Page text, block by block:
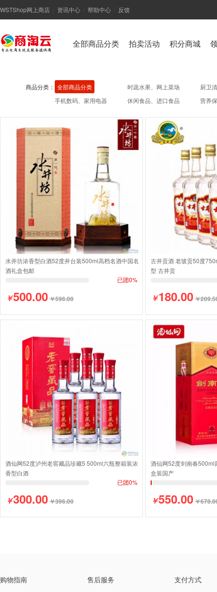
WSTShop网上商店 资讯中心 帮助中心 反馈
全部商品分类 拍卖活动 积分商城
商品分类： 全部商品分类 时蔬水果、网上菜场
厨卫
手机数码、家用电器
休闲食品、进口食品 营养
水井坊浓香型白酒52度井台装500ml高档名酒中国名
酒礼盒包邮
已团0%
￥500.00￥596.00
古井贡酒 老玻贡50度
型 古井贡
￥180.00￥
酒仙网52度泸州老窖藏品珍藏5 500ml六瓶整箱装浓
香型白酒
已团0%
￥300.00￥396.00
酒仙网52度剑南春500ml
盒装国产
￥550.00￥
购物指南 售后服务 支付方式